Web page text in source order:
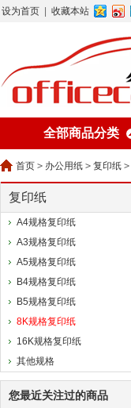
设为首页 收藏本站
全部商品分类
首页 > 办公用纸 > 复印纸 >
复印纸
A4规格复印纸
A3规格复印纸
A5规格复印纸
B4规格复印纸
B5规格复印纸
8K规格复印纸
16K规格复印纸
其他规格
您最近关注过的商品